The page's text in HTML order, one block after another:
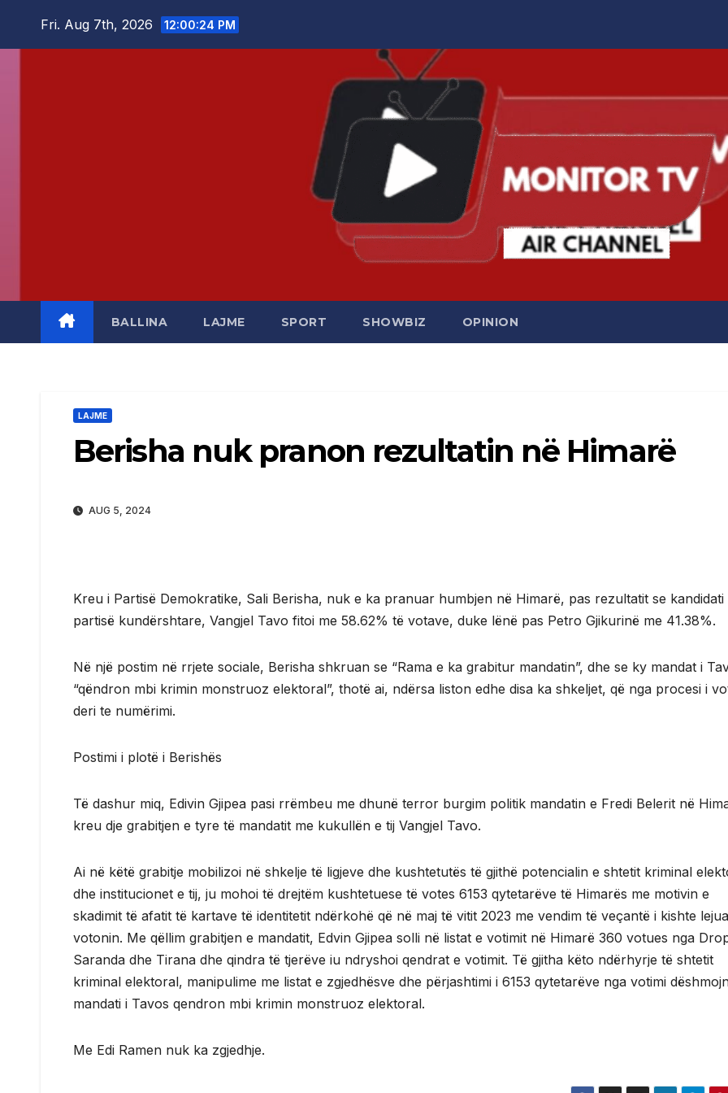
Fri. Aug 7th, 2026 12:00:25 PM
BALLINA LAJME SPORT SHOWBIZ OPINION
LAJME
Berisha nuk pranon rezultatin në Himarë
AUG 5, 2024
Kreu i Partisë Demokratike, Sali Berisha, nuk e ka pranuar humbjen në Himarë, pas rezultatit se kandidati
partisë kundërshtare, Vangjel Tavo fitoi me 58.62% të votave, duke lënë pas Petro Gjikurinë me 41.38%.
Në një postim në rrjete sociale, Berisha shkruan se “Rama e ka grabitur mandatin”, dhe se ky mandat i
“qëndron mbi krimin monstruoz elektoral”, thotë ai, ndërsa liston edhe disa ka shkeljet, që nga procesi i
deri te numërimi.
Postimi i plotë i Berishës
Të dashur miq, Edivin Gjipea pasi rrëmbeu me dhunë terror burgim politik mandatin e Fredi Belerit në
kreu dje grabitjen e tyre të mandatit me kukullën e tij Vangjel Tavo.
Ai në këtë grabitje mobilizoi në shkelje të ligjeve dhe kushtetutës të gjithë potencialin e shtetit kriminal
dhe institucionet e tij, ju mohoi të drejtëm kushtetuese të votes 6153 qytetarëve të Himarës me motivin e
skadimit të afatit të kartave të identitetit ndërkohë që në maj të vitit 2023 me vendim të veçantë i kishte
votonin. Me qëllim grabitjen e mandatit, Edvin Gjipea solli në listat e votimit në Himarë 360 votues nga
Saranda dhe Tirana dhe qindra të tjerëve iu ndryshoi qendrat e votimit. Të gjitha këto ndërhyrje të shtetit
kriminal elektoral, manipulime me listat e zgjedhësve dhe përjashtimi i 6153 qytetarëve nga votimi
mandati i Tavos qendron mbi krimin monstruoz elektoral.
Me Edi Ramen nuk ka zgjedhje.